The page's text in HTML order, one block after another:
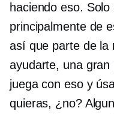
haciendo eso.
principalmente de
así que parte de la
ayudarte, una
juega con eso y
quieras, ¿no?